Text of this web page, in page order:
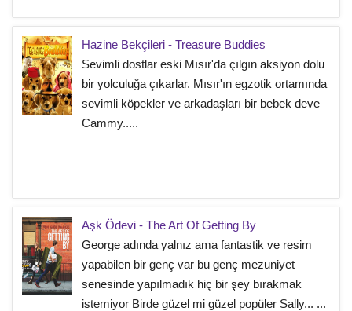
Hazine Bekçileri - Treasure Buddies
Sevimli dostlar eski Mısır'da çılgın aksiyon dolu
bir yolculuğa çıkarlar. Mısır'ın egzotik ortamında
sevimli köpekler ve arkadaşları bir bebek deve
Cammy.....
Aşk Ödevi - The Art Of Getting By
George adında yalnız ama fantastik ve resim
yapabilen bir genç var bu genç mezuniyet
senesinde yapılmadık hiç bir şey bırakmak
istemiyor Birde güzel mi güzel popüler Sally... ...